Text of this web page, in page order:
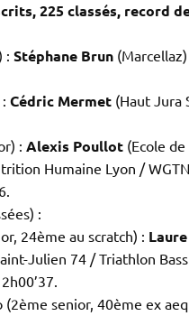
225 classés, record
: Stéphane Brun
Cédric Mermet (Haut Jura
: Alexis Poullot (Ecole de
Humaine Lyon /
:
24ème au scratch) : Laure
Julien 74 / Triathlon
(2ème senior, 40ème ex